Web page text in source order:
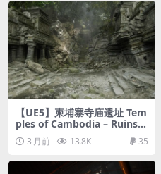
【UE5】柬埔寨寺庙遗址 Tem
ples of Cambodia – Ruins e
xterior and interior
3 月前 13.8K 35